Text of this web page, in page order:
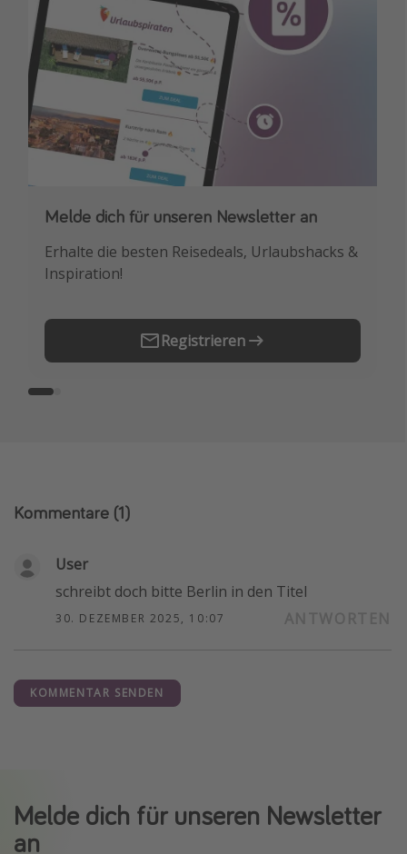
Melde dich für unseren Newsletter an
Erhalte die besten Reisedeals, Urlaubshacks &
Inspiration!
Registrieren
Downloade unsere App
Buche die besten Reiseschnäppchen als
Erstes.
Kommentare (1)
User
schreibt doch bitte Berlin in den Titel
30. DEZEMBER 2025, 10:07
KOMMENTAR SENDEN
Melde dich für unseren Newsletter
an